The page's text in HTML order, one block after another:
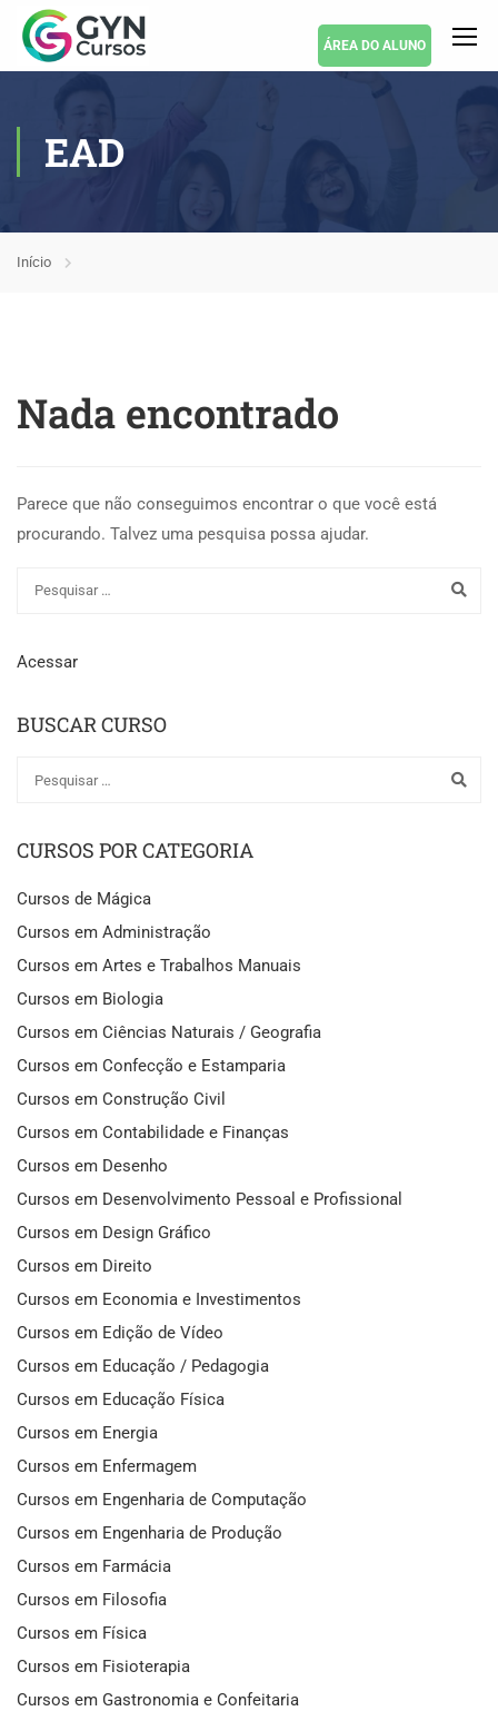
ÁREA DO ALUNO
EAD
Início
Nada encontrado
Parece que não conseguimos encontrar o que você está
procurando. Talvez uma pesquisa possa ajudar.
Acessar
BUSCAR CURSO
CURSOS POR CATEGORIA
Cursos de Mágica
Cursos em Administração
Cursos em Artes e Trabalhos Manuais
Cursos em Biologia
Cursos em Ciências Naturais / Geografia
Cursos em Confecção e Estamparia
Cursos em Construção Civil
Cursos em Contabilidade e Finanças
Cursos em Desenho
Cursos em Desenvolvimento Pessoal e Profissional
Cursos em Design Gráfico
Cursos em Direito
Cursos em Economia e Investimentos
Cursos em Edição de Vídeo
Cursos em Educação / Pedagogia
Cursos em Educação Física
Cursos em Energia
Cursos em Enfermagem
Cursos em Engenharia de Computação
Cursos em Engenharia de Produção
Cursos em Farmácia
Cursos em Filosofia
Cursos em Física
Cursos em Fisioterapia
Cursos em Gastronomia e Confeitaria